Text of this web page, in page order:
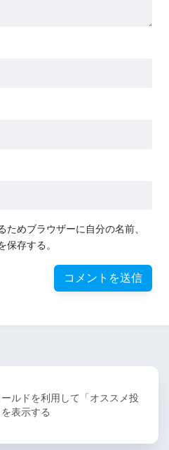
ためブラウザーに自分の名前、
保存する。
ルドを利用して「オススメ投
表示する